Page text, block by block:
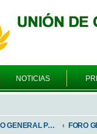
NOTICIAS
FORO GENERAL PARA TODOS LOS USUARIOS